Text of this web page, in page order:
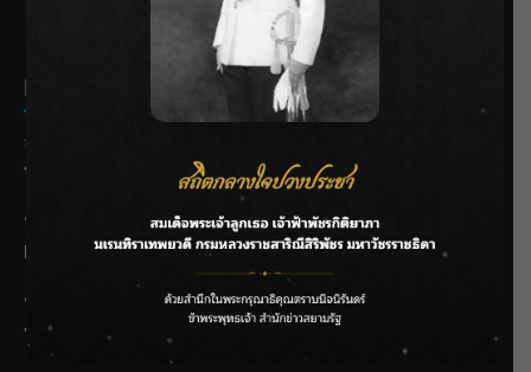
THE BEST ENTERTAINMENT
Recent Posts
ลุยไม่หยุด!! กรมชลฯ เร่งเคลียร์ผักตบชวา-ติดตั้งเครื่องสูบน้ำ
ทั่วไทย
“BILLKIN” สร้างความภาคภูมิใจ คว้ารางวัลใหญ่ Weibo
Malaysia พร้อมโชว์สุดประทับใจ
“สุริยะ” สั่งกรมชลฯ เฝ้าระวังน้ำ 24 ชม. รับมือฝนสิงหาคม
บริหารเชิงรุกลดเสี่ยงน้ำท่วม